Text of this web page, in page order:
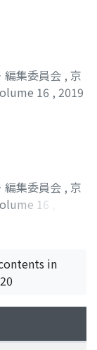
編集委員会 , 京
16 , 2019
編集委員会 , 京
16
in